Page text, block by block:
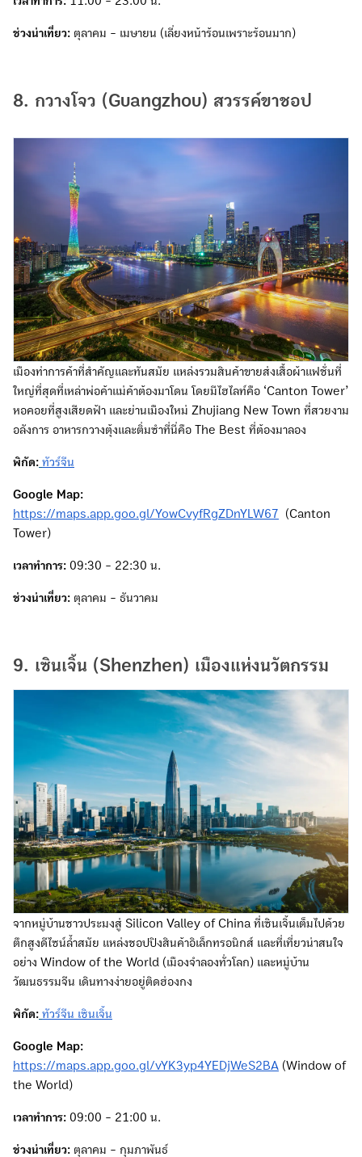
ช่วงน่าเที่ยว: ตุลาคม - เมษายน (เลี่ยงหน้าร้อนเพราะร้อนมาก)
8. กวางโจว (Guangzhou) สวรรค์ขาชอป
เมืองท่าการค้าที่สำคัญและทันสมัย แหล่งรวมสินค้าขายส่งเสื้อผ้าแฟชั่นที่
ใหญ่ที่สุดที่เหล่าพ่อค้าแม่ค้าต้องมาโดน โดยมีไฮไลท์คือ ‘Canton Tower’
หอคอยที่สูงเสียดฟ้า และย่านเมืองใหม่ Zhujiang New Town ที่สวยงาม
อลังการ อาหารกวางตุ้งและติ่มซำที่นี่คือ The Best ที่ต้องมาลอง
พิกัด: ทัวร์จีน
Google Map:
https://maps.app.goo.gl/YowCvyfRgZDnYLW67 (Canton
Tower)
เวลาทำการ: 09:30 - 22:30 น.
ช่วงน่าเที่ยว: ตุลาคม - ธันวาคม
9. เซินเจิ้น (Shenzhen) เมืองแห่งนวัตกรรม
จากหมู่บ้านชาวประมงสู่ Silicon Valley of China ที่เซินเจิ้นเต็มไปด้วย
ตึกสูงดีไซน์ล้ำสมัย แหล่งชอปปิงสินค้าอิเล็กทรอนิกส์ และที่เที่ยวน่าสนใจ
อย่าง Window of the World (เมืองจำลองทั่วโลก) และหมู่บ้าน
วัฒนธรรมจีน เดินทางง่ายอยู่ติดฮ่องกง
พิกัด: ทัวร์จีน เซินเจิ้น
Google Map:
https://maps.app.goo.gl/vYK3yp4YEDjWeS2BA (Window of
the World)
เวลาทำการ: 09:00 - 21:00 น.
ช่วงน่าเที่ยว: ตุลาคม - กุมภาพันธ์